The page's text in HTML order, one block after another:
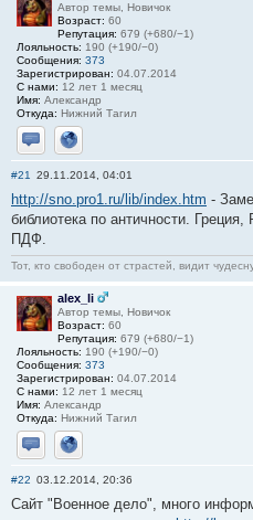
Автор темы, Новичок
Возраст: 60
Репутация: 679 (+680/−1)
Лояльность: 190 (+190/−0)
Сообщения: 373
Зарегистрирован: 04.07.2014
С нами: 12 лет 1 месяц
Имя: Александр
Откуда: Нижний Тагил
Отправить личное сообщение
Сайт
#21 29.11.2014, 04:01
http://sno.pro1.ru/lib/index.htm -
библиотека по античности.
ПДФ.
Тот, кто свободен от страстей, видит
alex_li
Автор темы, Новичок
Возраст: 60
Репутация: 679 (+680/−1)
Лояльность: 190 (+190/−0)
Сообщения: 373
Зарегистрирован: 04.07.2014
С нами: 12 лет 1 месяц
Имя: Александр
Откуда: Нижний Тагил
Отправить личное сообщение
Сайт
#22 03.12.2014, 20:36
Сайт "Военное дело", много